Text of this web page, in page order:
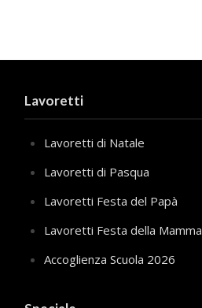
Lavoretti
Lavoretti di Natale
Lavoretti di Pasqua
Lavoretti Festa del Papà
Lavoretti Festa della Mamma
Accoglienza Scuola 2026